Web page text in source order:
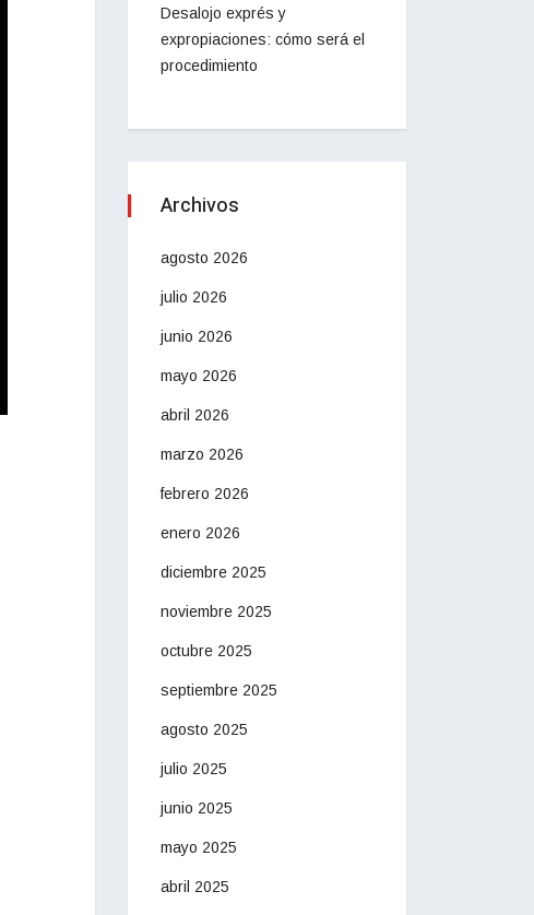
Desalojo exprés y
expropiaciones: cómo será el
procedimiento
Archivos
agosto 2026
julio 2026
junio 2026
mayo 2026
abril 2026
marzo 2026
febrero 2026
enero 2026
diciembre 2025
noviembre 2025
octubre 2025
septiembre 2025
agosto 2025
julio 2025
junio 2025
mayo 2025
abril 2025